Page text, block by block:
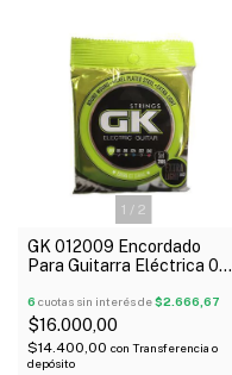
1 / 2
GK 012009 Encordado
Para Guitarra Eléctrica 09-
6 cuotas sin interés de$2.666,67
$16.000,00
$14.400,00 con Transferencia o
depósito